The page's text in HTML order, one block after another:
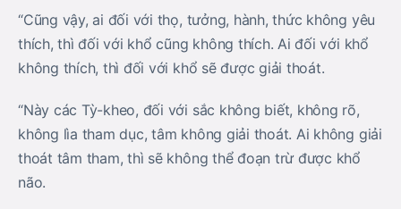
“Cũng vậy, ai đối với thọ, tưởng, hành, thức không yêu
thích, thì đối với khổ cũng không thích. Ai đối với khổ
không thích, thì đối với khổ sẽ được giải thoát.
“Này các Tỳ-kheo, đối với sắc không biết, không rõ,
không lìa tham dục, tâm không giải thoát. Ai không giải
thoát tâm tham, thì sẽ không thể đoạn trừ được khổ
não.